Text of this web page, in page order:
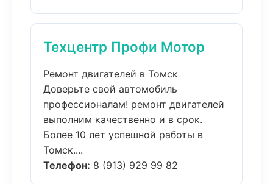
Техцентр Профи Мотор
Ремонт двигателей в Томск
Доверьте свой автомобиль
профессионалам! ремонт двигателей
выполним качественно и в срок.
Более 10 лет успешной работы в
Томск....
Телефон: 8 (913) 929 99 82